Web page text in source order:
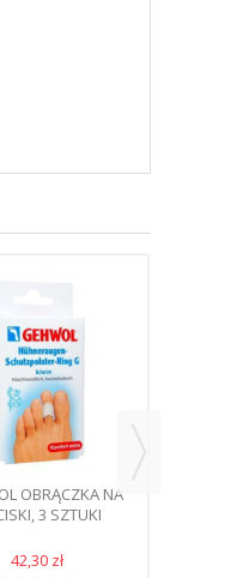
OBRĄCZKA NA
3 SZTUKI
42,30 zł